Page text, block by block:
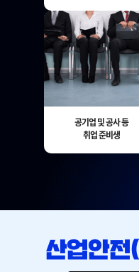
공기업 및 공사 등
취업 준비생